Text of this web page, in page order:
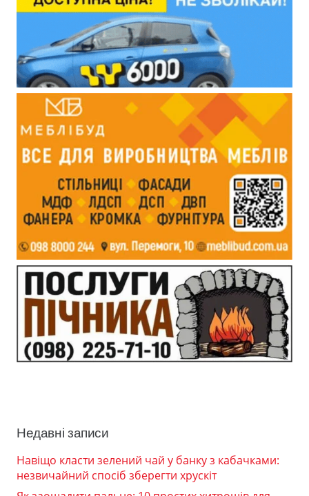
Недавні записи
Навіщо класти зелений чай у банку з кабачками:
незвичайний спосіб зберегти хрускіт